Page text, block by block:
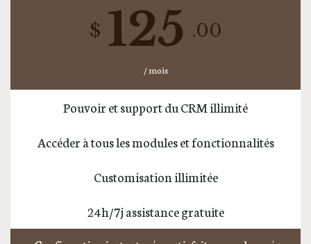
$ 125 .00
/ mois
Pouvoir et support du CRM illimité
Accéder à tous les modules et fonctionnalités
Customisation illimitée
24h/7j assistance gratuite